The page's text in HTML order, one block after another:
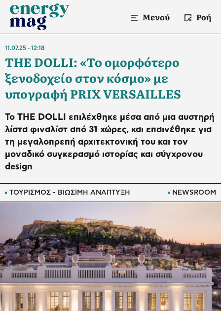
Μενού Ροή
ΤΟΥΡΙΣΜΟΣ - ΒΙΩΣΙΜΗ ΑΝΑΠΤΥΞΗ NEWSROOM
11.07.25 12:18
THE DOLLI: «To ομορφότερο
ξενοδοχείο στον κόσμο» με
υπογραφή PRIX VERSAILLES
Το THE DOLLI επιλέχθηκε μέσα από μια αυστηρή
λίστα φιναλίστ από 31 χώρες, και επαινέθηκε για
τη μεγαλοπρεπή αρχιτεκτονική του και τον
μοναδικό συγκερασμό ιστορίας και σύγχρονου
design